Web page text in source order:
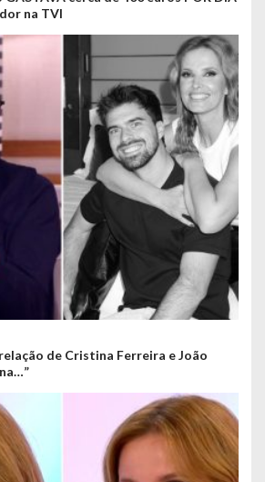
na TVI
de Cristina Ferreira e João